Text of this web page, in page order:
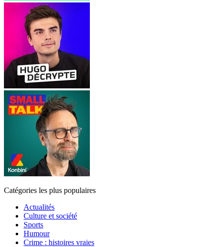
Catégories les plus populaires
Actualités
Culture et société
Sports
Humour
Crime : histoires vraies